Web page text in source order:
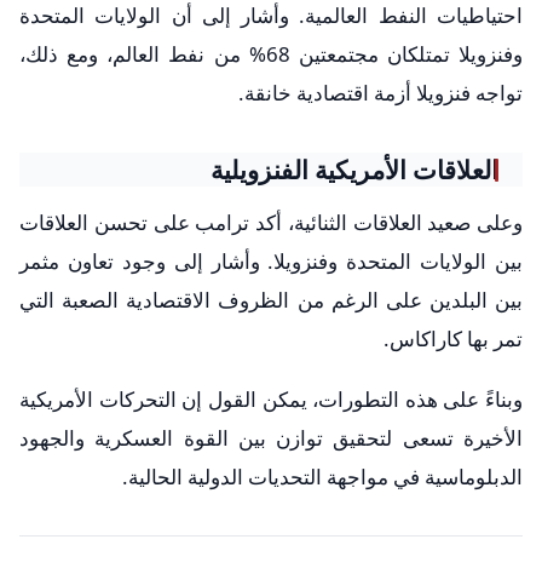
احتياطيات النفط العالمية. وأشار إلى أن الولايات المتحدة
وفنزويلا تمتلكان مجتمعتين 68% من نفط العالم، ومع ذلك،
تواجه فنزويلا أزمة اقتصادية خانقة.
العلاقات الأمريكية الفنزويلية
وعلى صعيد العلاقات الثنائية، أكد ترامب على تحسن العلاقات
بين الولايات المتحدة وفنزويلا. وأشار إلى وجود تعاون مثمر
بين البلدين على الرغم من الظروف الاقتصادية الصعبة التي
تمر بها كاراكاس.
وبناءً على هذه التطورات، يمكن القول إن التحركات الأمريكية
الأخيرة تسعى لتحقيق توازن بين القوة العسكرية والجهود
الدبلوماسية في مواجهة التحديات الدولية الحالية.